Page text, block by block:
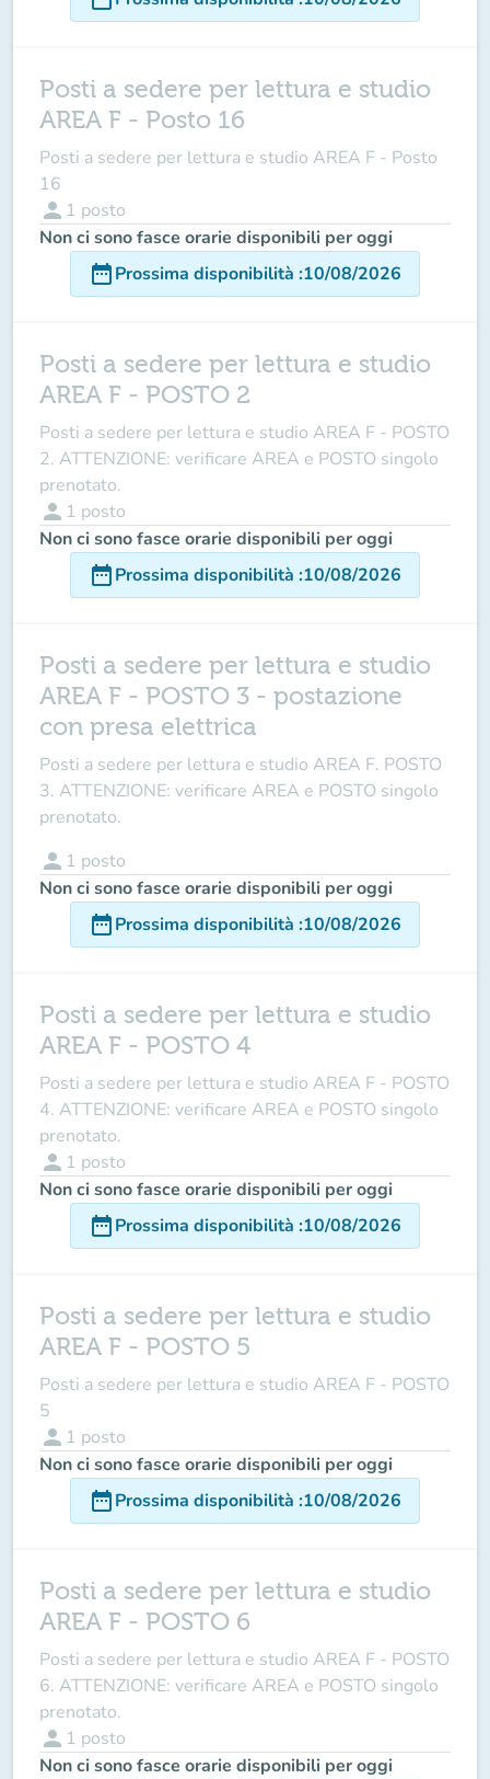
Posti a sedere per lettura e studio
AREA F - Posto 16
Posti a sedere per lettura e studio AREA F - Posto
16
person 1 posto
Non ci sono fasce orarie disponibili per oggi
date_rangeProssima disponibilità :10/08/2026
Posti a sedere per lettura e studio
AREA F - POSTO 2
Posti a sedere per lettura e studio AREA F - POSTO
2. ATTENZIONE: verificare AREA e POSTO singolo
prenotato.
person 1 posto
Non ci sono fasce orarie disponibili per oggi
date_rangeProssima disponibilità :10/08/2026
Posti a sedere per lettura e studio
AREA F - POSTO 3 - postazione
con presa elettrica
Posti a sedere per lettura e studio AREA F. POSTO
3. ATTENZIONE: verificare AREA e POSTO singolo
prenotato.
person 1 posto
Non ci sono fasce orarie disponibili per oggi
date_rangeProssima disponibilità :10/08/2026
Posti a sedere per lettura e studio
AREA F - POSTO 4
Posti a sedere per lettura e studio AREA F - POSTO
4. ATTENZIONE: verificare AREA e POSTO singolo
prenotato.
person 1 posto
Non ci sono fasce orarie disponibili per oggi
date_rangeProssima disponibilità :10/08/2026
Posti a sedere per lettura e studio
AREA F - POSTO 5
Posti a sedere per lettura e studio AREA F - POSTO
5
person 1 posto
Non ci sono fasce orarie disponibili per oggi
date_rangeProssima disponibilità :10/08/2026
Posti a sedere per lettura e studio
AREA F - POSTO 6
Posti a sedere per lettura e studio AREA F - POSTO
6. ATTENZIONE: verificare AREA e POSTO singolo
prenotato.
person 1 posto
Non ci sono fasce orarie disponibili per oggi